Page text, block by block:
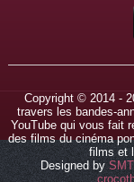
Copyright © 2014 -
travers les bandes-
YouTube qui vous fait
des films du cinéma
films et
Designed by